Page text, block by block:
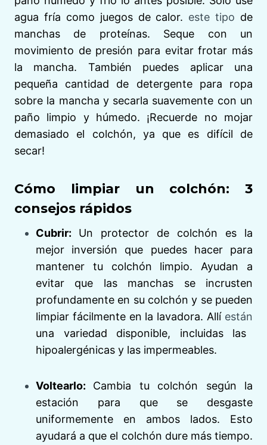
agua fría como juegos de calor. este tipo de
manchas de proteínas. Seque con un
movimiento de presión para evitar frotar más
la mancha. También puedes aplicar una
pequeña cantidad de detergente para ropa
sobre la mancha y secarla suavemente con un
paño limpio y húmedo. ¡Recuerde no mojar
demasiado el colchón, ya que es difícil de
secar!
Cómo limpiar un colchón: 3
consejos rápidos
Cubrir: Un protector de colchón es la
mejor inversión que puedes hacer para
mantener tu colchón limpio. Ayudan a
evitar que las manchas se incrusten
profundamente en su colchón y se pueden
limpiar fácilmente en la lavadora. Allí están
una variedad disponible, incluidas las
hipoalergénicas y las impermeables.
Voltearlo: Cambia tu colchón según la
estación para que se desgaste
uniformemente en ambos lados. Esto
ayudará a que el colchón dure más tiempo.